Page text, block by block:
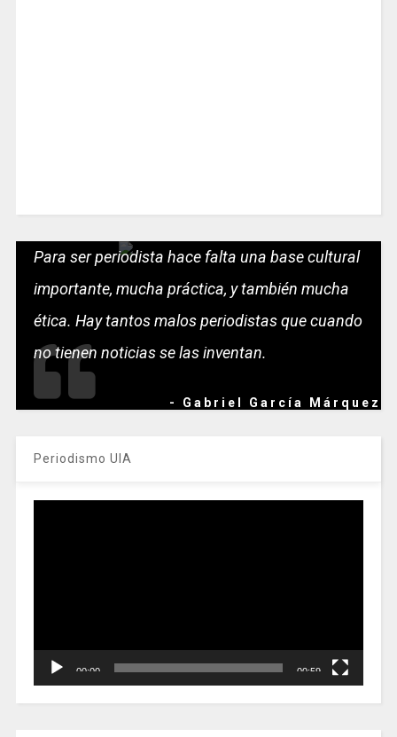
Para ser periodista hace falta una base cultural
importante, mucha práctica, y también mucha
ética. Hay tantos malos periodistas que cuando
no tienen noticias se las inventan.
- Gabriel García Márquez
Periodismo UIA
00:00 00:59